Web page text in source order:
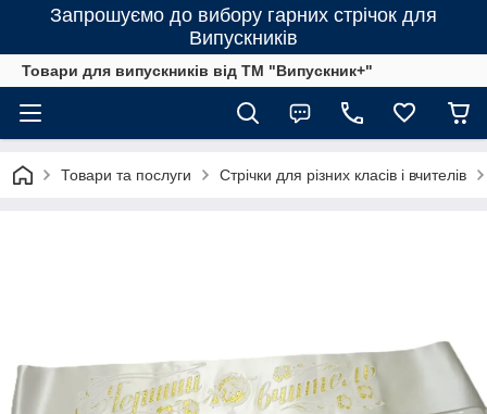
Запрошуємо до вибору гарних стрічок для
Випускників
Товари для випускників від ТМ "Випускник+"
Товари та послуги Стрічки для різних класів і вчителів